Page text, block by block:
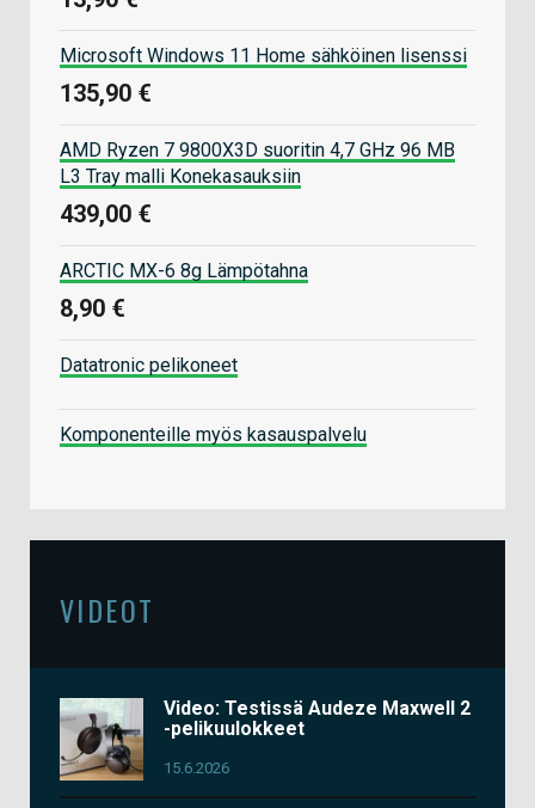
Microsoft Windows 11 Home sähköinen lisenssi
135,90 €
AMD Ryzen 7 9800X3D suoritin 4,7 GHz 96 MB
L3 Tray malli Konekasauksiin
439,00 €
ARCTIC MX-6 8g Lämpötahna
8,90 €
Datatronic pelikoneet
Komponenteille myös kasauspalvelu
VIDEOT
Video: Testissä Audeze Maxwell 2
-pelikuulokkeet
15.6.2026